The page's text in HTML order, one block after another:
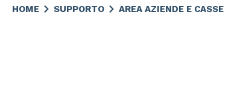
HOME SUPPORTO AREA AZIENDE E CASSE